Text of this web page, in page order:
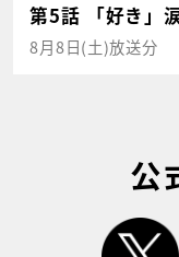
第5話 「好き」
8月8日(土)放送分
公